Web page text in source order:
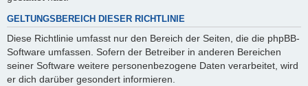
GELTUNGSBEREICH DIESER RICHTLINIE
Diese Richtlinie umfasst nur den Bereich der Seiten, die die phpBB-
Software umfassen. Sofern der Betreiber in anderen Bereichen
seiner Software weitere personenbezogene Daten verarbeitet, wird
er dich darüber gesondert informieren.